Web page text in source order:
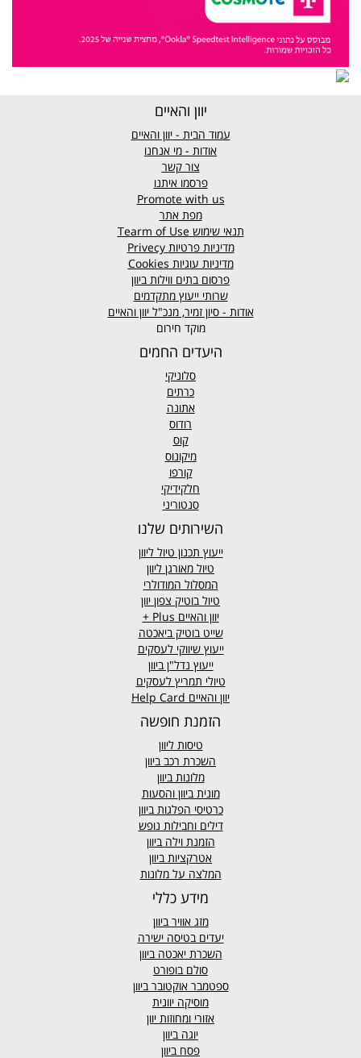
יוון והאיים
עמוד הבית - יוון והאיים
אודות - מי אנחנו
צור קשר
פרסמו איתנו
Promote with us
מפת אתר
תנאי שימוש
מדיניות פרטיות Privecy
מדיניות עוגיות Cookies
פרסום בתים ווילות ביוון
שרותי ייעוץ מתקדמים
אודות - סיון זמיר, מנכ"ל יוון והאיים
מוקד חירום
היעדים החמים
סלוניקי
כרתים
אתונה
רודוס
קוס
מיקונוס
קורפו
חלקידיקי
סנטוריני
השירותים שלנו
ייעוץ תכנון טיול ליוון
טיול מאורגן ליוון
המסלול המודולרי
טיול בוטיק צפון יוון
יוון והאיים Plus +
שייט בוטיק ביאכטה
ייעוץ שיווקי לעסקים
ייעוץ נדל"ן ביוון
טיולי תמריץ לעסקים
יוון והאיים Help Card
הזמנת חופשה
טיסות ליוון
השכרת רכב ביוון
מלונות ביוון
מונית ביוון והסעות
כרטיסי הפלגות ביוון
דילים וחבילות נופש
הזמנת וילה ביוון
אטרקציות ביוון
המלצה על מלונות
מידע כללי
מזג אווירביוון
יעדים בטיסה ישירה
השכרת יאכטה ביוון
סולם בופורט
ספטמבר אוקטובר ביוון
מוסיקה יוונית
אזורי ומחוזות יוון
יוגה ביוון
פסח ביוון